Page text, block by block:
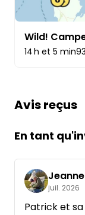
Wild!
14 h et 5 min
Avis reçus
En tant
juil. 2026
Patrick et